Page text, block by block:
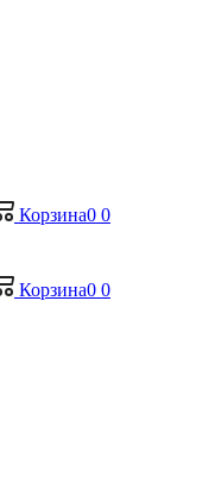
Корзина0 0
Корзина0 0